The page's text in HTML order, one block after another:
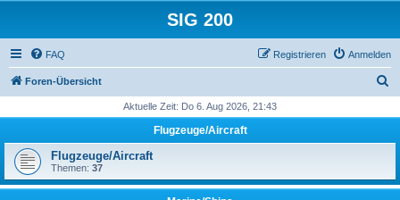
SIG 200
FAQ Anmelden
Registrieren
Foren-Übersicht
h
Aktuelle Zeit: Do 6. Aug 2026, 21:43
Flugzeuge/Aircraft
Flugzeuge/Aircraft
Themen: 37